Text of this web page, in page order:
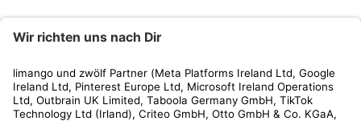
Kundenservice